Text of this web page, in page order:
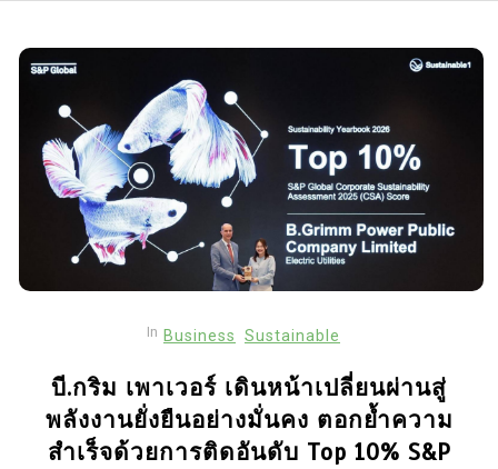
In Business Sustainable
บี.กริม เพาเวอร์ เดินหน้าเปลี่ยนผ่านสู่
พลังงานยั่งยืนอย่างมั่นคง ตอกย้ำความ
สำเร็จด้วยการติดอันดับ Top 10% S&P